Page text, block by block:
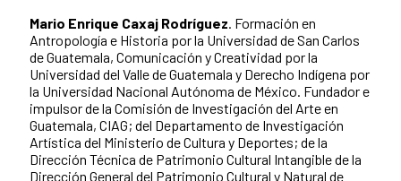
Mario Enrique Caxaj Rodríguez. Formación en
Antropología e Historia por la Universidad de San Carlos
de Guatemala, Comunicación y Creatividad por la
Universidad del Valle de Guatemala y Derecho Indígena por
la Universidad Nacional Autónoma de México. Fundador e
impulsor de la Comisión de Investigación del Arte en
Guatemala, CIAG; del Departamento de Investigación
Artística del Ministerio de Cultura y Deportes; de la
Dirección Técnica de Patrimonio Cultural Intangible de la
Dirección General del Patrimonio Cultural y Natural de